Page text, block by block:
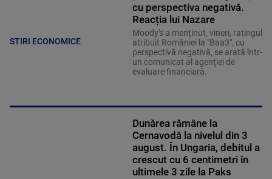
STIRI ECONOMICE
cu perspectiva negativă.
Reacția lui Nazare
Moody's a menţinut, vineri, ratingul
atribuit României la "Baa3", cu
perspectivă negativă, se arată într-
un comunicat al agenţiei de
evaluare financiară.
Dunărea rămâne la
Cernavodă la nivelul din 3
august. În Ungaria, debitul a
crescut cu 6 centimetri în
ultimele 3 zile la Paks